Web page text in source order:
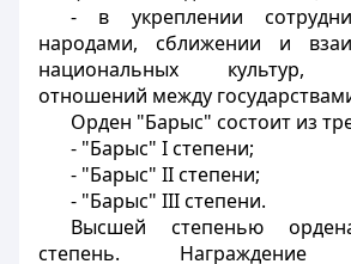
- в укреплении
народами, сближении и
национальных культур,
отношений между
Орден "Барыс" состоит из
- "Барыс" I степени;
- "Барыс" II степени;
- "Барыс" III степени.
Высшей степенью
степень. Награждение